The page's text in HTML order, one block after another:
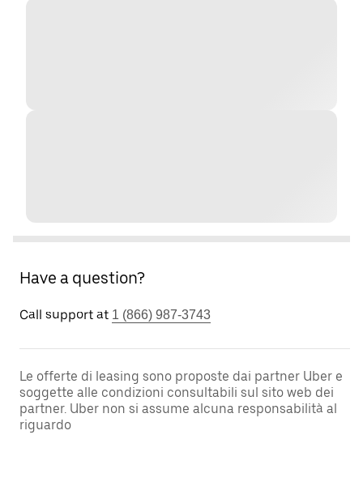
Have a question?
Call support at 1 (866) 987-3743
Le offerte di leasing sono proposte dai partner Uber e
soggette alle condizioni consultabili sul sito web dei
partner. Uber non si assume alcuna responsabilità al
riguardo